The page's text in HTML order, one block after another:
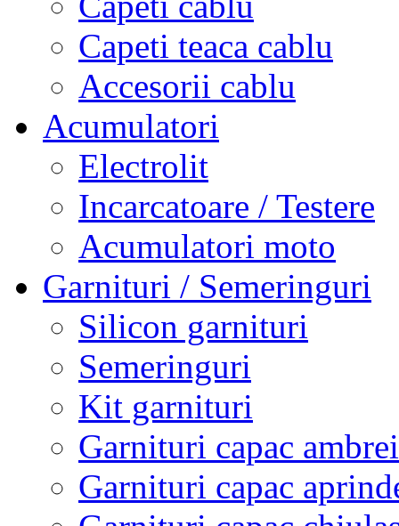
Capeti teaca cablu
Accesorii cablu
Acumulatori
Electrolit
Incarcatoare / Testere
Acumulatori moto
Garnituri / Semeringuri
Silicon garnituri
Semeringuri
Kit garnituri
Garnituri capac
Garnituri capac